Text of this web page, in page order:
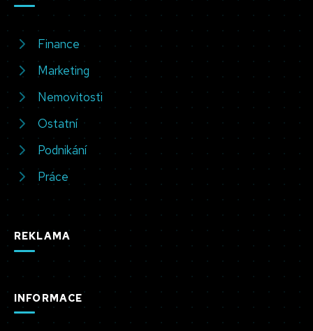
Finance
Marketing
Nemovitosti
Ostatní
Podnikání
Práce
REKLAMA
INFORMACE